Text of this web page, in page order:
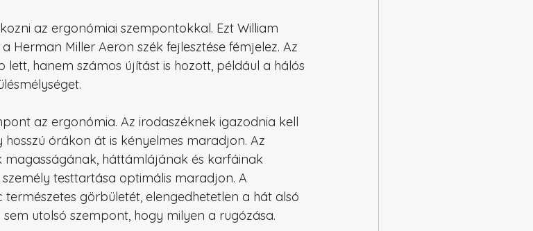
az ergonómiai szempontokkal. Ezt William
Herman Miller Aeron szék fejlesztése fémjelez. Az
hanem számos újítást is hozott, például a hálós
az ergonómia. Az irodaszéknek igazodnia kell
órákon át is kényelmes maradjon. Az
magasságának, háttámlájának és karfáinak
testtartása optimális maradjon. A
görbületét, elengedhetetlen a hát alsó
utolsó szempont, hogy milyen a rugózása.